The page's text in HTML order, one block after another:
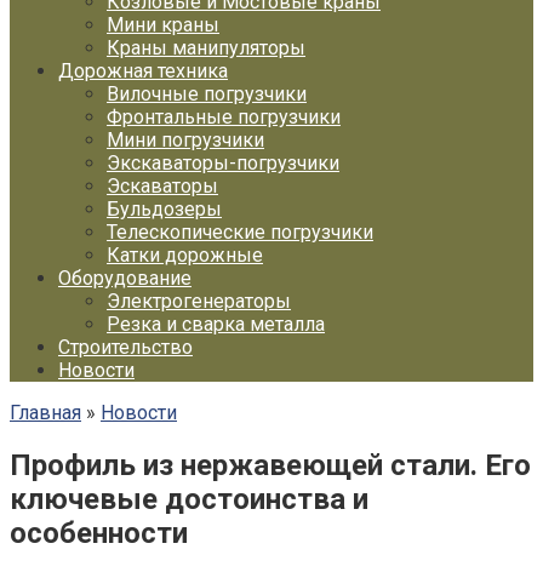
Мини краны
Краны манипуляторы
Дорожная техника
Вилочные погрузчики
Фронтальные погрузчики
Мини погрузчики
Экскаваторы-погрузчики
Эскаваторы
Бульдозеры
Телескопические погрузчики
Катки дорожные
Оборудование
Электрогенераторы
Резка и сварка металла
Строительство
Новости
Главная » Новости
Профиль из нержавеющей стали. Его
ключевые достоинства и
особенности